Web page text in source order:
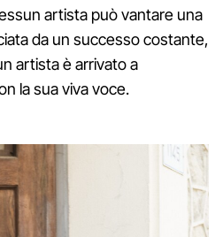
artista può vantare una
da un successo costante,
artista è arrivato a
la sua viva voce.